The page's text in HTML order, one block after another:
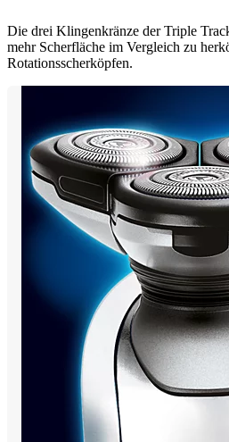
Die drei Klingenkränze der Triple
mehr Scherfläche im Vergleich zu
Rotationsscherköpfen.